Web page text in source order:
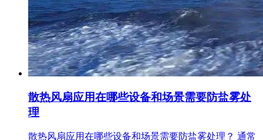
散热风扇应用在哪些设备和场景需要防盐雾处
理
散热风扇应用在哪些设备和场景需要防盐雾处理？ 通常